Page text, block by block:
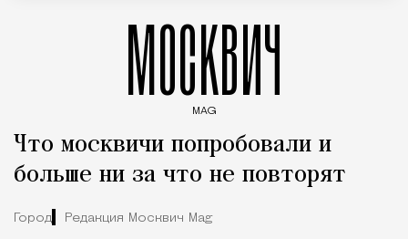
МОСКВИЧ
MAG
Что москвичи попробовали и
больше ни за что не повторят
Город Редакция Москвич Mag